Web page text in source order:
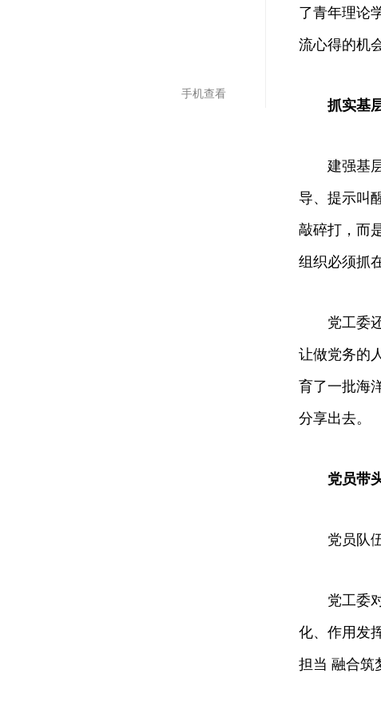
手机查看
了青年理论
流心得的机
抓实基
建强基层
导、提示叫
敲碎打，而
组织必须抓
党工委还
让做党务的
育了一批海
分享出去。
党员带
党员队伍
党工委对
化、作用发
担当 融合筑